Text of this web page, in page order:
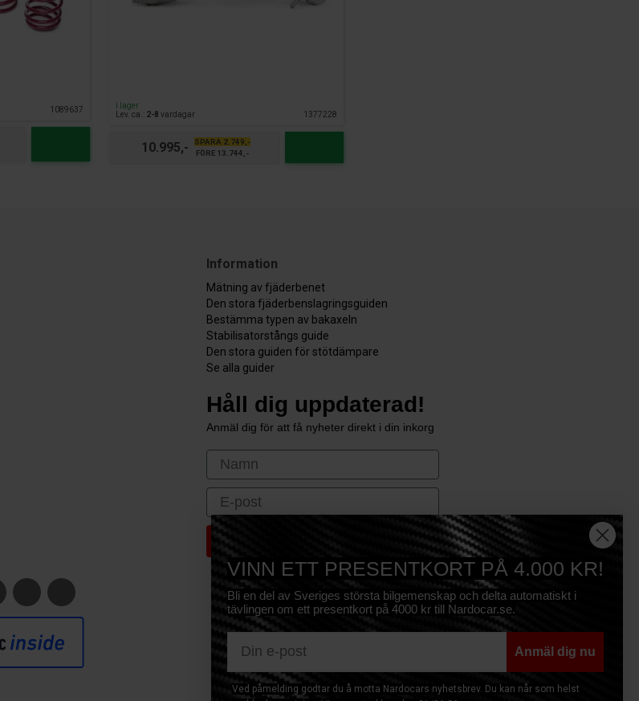
1089637
I lager
Lev. ca.: 2-8 vardagar 1377228
10.995,-
SPARA 2.749,-
FÖRE 13.744,-
Information
Mätning av fjäderbenet
Den stora fjäderbenslagringsguiden
Bestämma typen av bakaxeln
Stabilisatorstångs guide
Den stora guiden för stötdämpare
Se alla guider
Håll dig uppdaterad!
Anmäl dig för att få nyheter direkt i din inkorg
First Name
Email
VINN ETT PRESENTKORT PÅ 4.000 KR!
Bli en del av Sveriges största bilgemenskap och delta automatiskt i
tävlingen om ett presentkort på 4000 kr till Nardocar.se.
Anmäl dig nu
Ved påmelding godtar du å motta Nardocars nyhetsbrev. Du kan når som helst